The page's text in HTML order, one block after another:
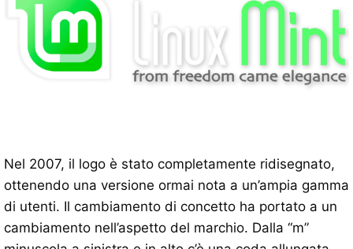
Nel 2007, il logo è stato completamente ridisegnato,
ottenendo una versione ormai nota a un’ampia gamma
di utenti. Il cambiamento di concetto ha portato a un
cambiamento nell’aspetto del marchio. Dalla “m”